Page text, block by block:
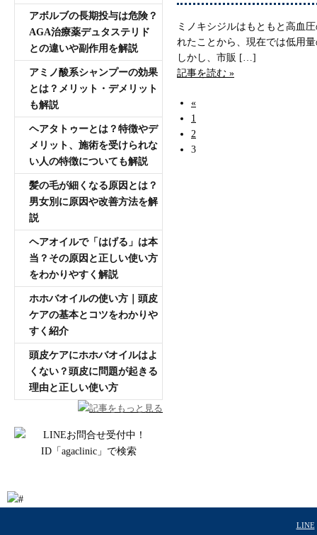
ミノキシジルはもともと高血
れたことから、現在では低用
しかし、市販 […]
記事を読む »
«
1
2
3
アボルブの長期投与は危険？
AGA治療薬デュタステリド
との違いや副作用を解説
アミノ酸系シャンプーの効果
とは？メリット・デメリット
も解説
ヘアタトゥーとは？特徴やデ
メリット、施術を受けられな
い人の特徴についても解説
髪の毛が細くなる原因とは？
男女別に原因や改善方法を解
説
ヘアオイルで「はげる」は本
当？その原因と正しい使い方
をわかりやすく解説
ホホバオイルの使い方｜頭皮
ケアの基本とコツをわかりや
すく紹介
頭皮ケアにホホバオイルはよ
くない？頭皮に問題が起きる
理由と正しい使い方
記事をもっと見る
LINE